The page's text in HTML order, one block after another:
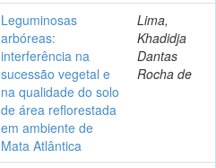
Leguminosas
arbóreas:
interferência na
sucessão vegetal e
na qualidade do solo
de área reflorestada
em ambiente de
Mata Atlântica
Lima,
Khadidja
Dantas
Rocha de